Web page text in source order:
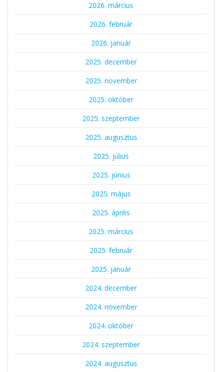
2026. március
2026. február
2026. január
2025. december
2025. november
2025. október
2025. szeptember
2025. augusztus
2025. július
2025. június
2025. május
2025. április
2025. március
2025. február
2025. január
2024. december
2024. november
2024. október
2024. szeptember
2024. augusztus